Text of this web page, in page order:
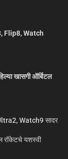
Flip8, Watch
खासगी ऑर्बिटल
Watch9 सादर
रॉकेटचे यशस्वी